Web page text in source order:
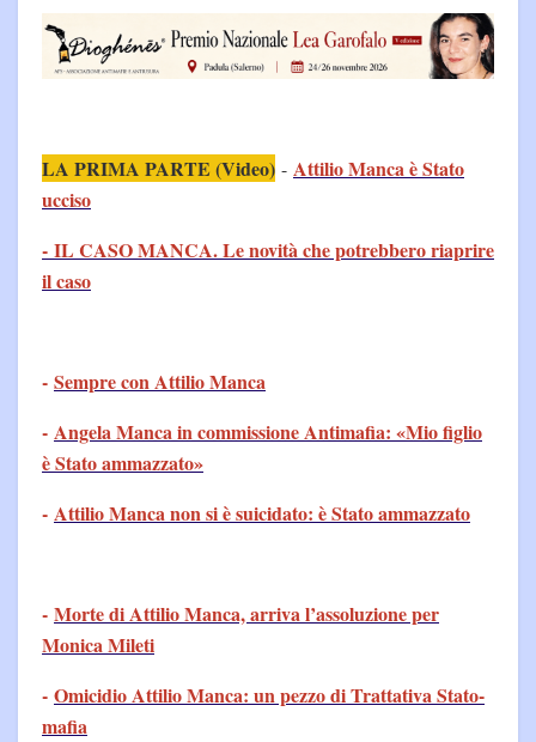
LA PRIMA PARTE (Video) - Attilio Manca è Stato
ucciso
- IL CASO MANCA. Le novità che potrebbero riaprire
il caso
- Sempre con Attilio Manca
- Angela Manca in commissione Antimafia: «Mio figlio
è Stato ammazzato»
- Attilio Manca non si è suicidato: è Stato ammazzato
- Morte di Attilio Manca, arriva l’assoluzione per
Monica Mileti
- Omicidio Attilio Manca: un pezzo di Trattativa Stato-
mafia